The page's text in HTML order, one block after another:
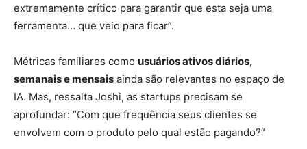
extremamente crítico para garantir que esta seja uma
ferramenta… que veio para ficar”.
Métricas familiares como usuários ativos diários,
semanais e mensais ainda são relevantes no espaço de
IA. Mas, ressalta Joshi, as startups precisam se
aprofundar: “Com que frequência seus clientes se
envolvem com o produto pelo qual estão pagando?”